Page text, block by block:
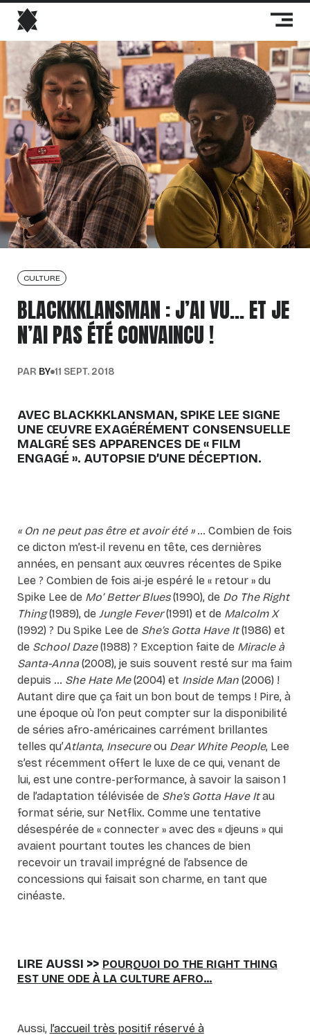
CULTURE
BLACKKKLANSMAN : J’AI VU… ET JE
N’AI PAS ÉTÉ CONVAINCU !
PAR BY 11 SEPT. 2018
AVEC BLACKKKLANSMAN, SPIKE LEE SIGNE
UNE ŒUVRE EXAGÉRÉMENT CONSENSUELLE
MALGRÉ SES APPARENCES DE « FILM
ENGAGÉ ». AUTOPSIE D’UNE DÉCEPTION.
« On ne peut pas être et avoir été »… Combien de fois
ce dicton m’est-il revenu en tête, ces dernières
années, en pensant aux œuvres récentes de Spike
Lee ? Combien de fois ai-je espéré le « retour » du
Spike Lee de Mo’ Better Blues(1990), de Do The Right
Thing(1989), de Jungle Fever(1991) et de Malcolm X
(1992) ? Du Spike Lee de She’s Gotta Have It(1986) et
de School Daze(1988) ? Exception faite de Miracle à
Santa-Anna(2008), je suis souvent resté sur ma faim
depuis … She Hate Me(2004) et Inside Man (2006) !
Autant dire que ça fait un bon bout de temps ! Pire, à
une époque où l’on peut compter sur la disponibilité
de séries afro-américaines carrément brillantes
telles qu’Atlanta, Insecureou Dear White People, Lee
s’est récemment offert le luxe de ce qui, venant de
lui, est une contre-performance, à savoir la saison 1
de l’adaptation télévisée de She’s Gotta Have Itau
format série, sur Netflix. Comme une tentative
désespérée de « connecter » avec des « djeuns » qui
avaient pourtant toutes les chances de bien
recevoir un travail imprégné de l’absence de
concessions qui faisait son charme, en tant que
cinéaste.
LIRE AUSSI >> POURQUOI DO THE RIGHT THING
EST UNE ODE À LA CULTURE AFRO…
Aussi, l’accueil très positif réservé à